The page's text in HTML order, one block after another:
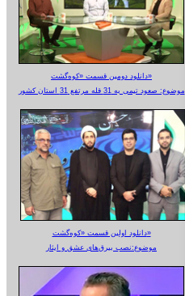
دانلود دومین قسمت «کوه‌گشت»
موضوع: صعود تیمی به 31 قله مرتفع 31 استان کشور
دانلود اولین قسمت «کوه‌گشت»
موضوع:نصب بیرق‌های عشق و ایثار